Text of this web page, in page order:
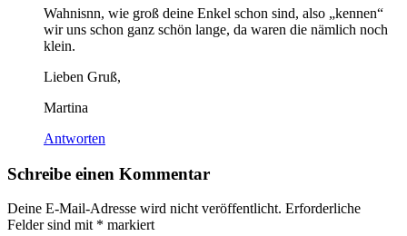
Wahnisnn, wie groß deine Enkel schon sind, also „kennen“
wir uns schon ganz schön lange, da waren die nämlich noch
klein.
Lieben Gruß,
Martina
Antworten
Schreibe einen Kommentar
Deine E-Mail-Adresse wird nicht veröffentlicht. Erforderliche
Felder sind mit * markiert